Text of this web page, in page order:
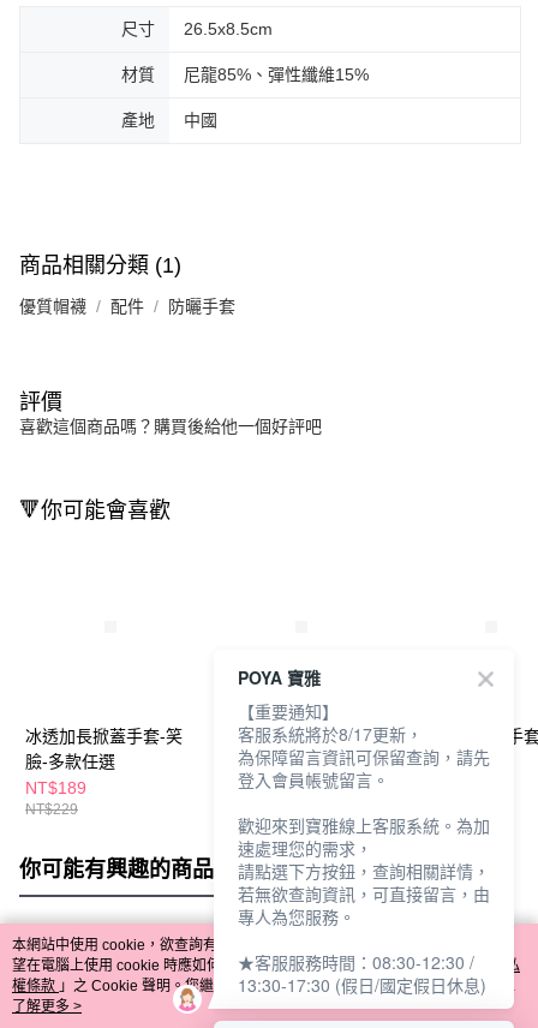
尺寸 26.5x8.5cm
材質 尼龍85%、彈性纖維15%
產地 中國
商品相關分類 (1)
優質帽襪 配件 防曬手套
評價
喜歡這個商品嗎？購買後給他一個好評吧
🔻你可能會喜歡
冰透加長掀蓋手套-笑
臉-多款任選
NT$189
NT$229
GK冰絲涼感加長手套-
錶洞-多款任選
NT$179
冰透加長掀蓋手
瘦-多款任選
你可能有興趣的商品 全站排行
熱門標籤
本網站中使用 cookie，欲查詢有關本網站使用 cookie 方式之詳情，及若您不希
望在電腦上使用 cookie 時應如何變更電腦的 cookie 設定，請參閱本網站「
隱私
權條款 」之 Cookie 聲明。您繼續使用本網站即表示您同意本公司得按本網站使
用條款之 Cookie 聲明使用 cookie。
了解更多 >
POYA 寶雅
【重要通知】
客服系統將於8/17更新，
為保障留言資訊可保留查詢，請先
登入會員帳號留言。
歡迎來到寶雅線上客服系統。為加
速處理您的需求，
請點選下方按鈕，查詢相關詳情，
若無欲查詢資訊，可直接留言，由
專人為您服務。
★客服服務時間：08:30-12:30 /
13:30-17:30 (假日/國定假日休息)